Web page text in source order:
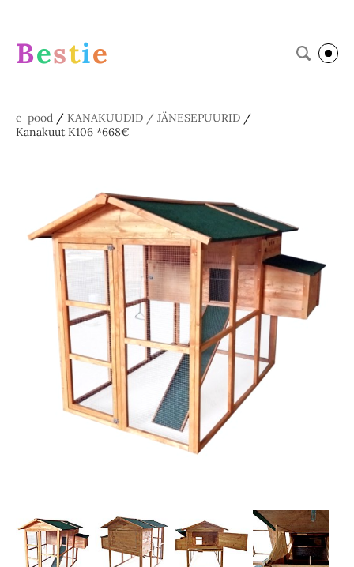
Bestie
e-pood / KANAKUUDID / JÄNESEPUURID /
Kanakuut K106 *668€